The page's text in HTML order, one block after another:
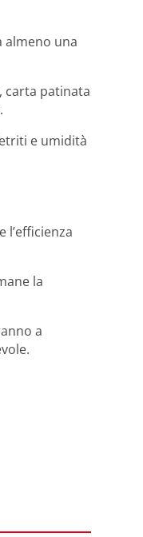
almeno una
carta patinata
e umidità
l’efficienza
la
a